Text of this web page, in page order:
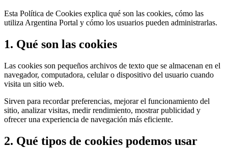
Esta Política de Cookies explica qué son las cookies, cómo las
utiliza Argentina Portal y cómo los usuarios pueden administrarlas.
1. Qué son las cookies
Las cookies son pequeños archivos de texto que se almacenan en el
navegador, computadora, celular o dispositivo del usuario cuando
visita un sitio web.
Sirven para recordar preferencias, mejorar el funcionamiento del
sitio, analizar visitas, medir rendimiento, mostrar publicidad y
ofrecer una experiencia de navegación más eficiente.
2. Qué tipos de cookies podemos usar